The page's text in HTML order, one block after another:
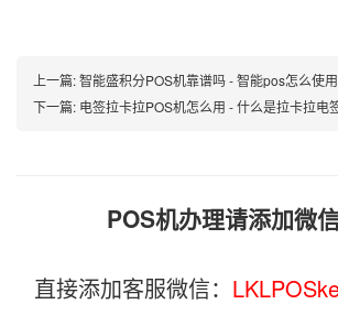
上一篇:智能盛积分POS机靠谱吗 - 智能pos怎么使
下一篇: 电签拉卡拉POS机怎么用 - 什么是拉卡拉电
POS机办理请添加微
直接添加客服微信：